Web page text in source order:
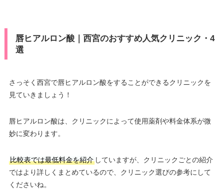
唇ヒアルロン酸｜西宮のおすすめ人気クリニック・4
選
さっそく西宮で唇ヒアルロン酸をすることができるクリニックを
見ていきましょう！
唇ヒアルロン酸は、クリニックによって使用薬剤や料金体系が微
妙に変わります。
比較表では最低料金を紹介していますが、クリニックごとの紹介
ではより詳しくまとめているので、クリニック選びの参考にして
くださいね。